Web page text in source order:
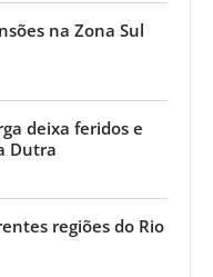
na Zona Sul
deixa feridos e
Dutra
regiões do Rio